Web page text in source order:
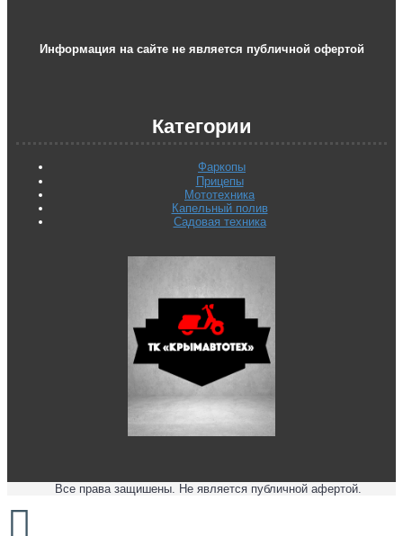
Информация на сайте не является публичной офертой
Категории
Фаркопы
Прицепы
Мототехника
Капельный полив
Садовая техника
Все права защишены. Не является публичной афертой.